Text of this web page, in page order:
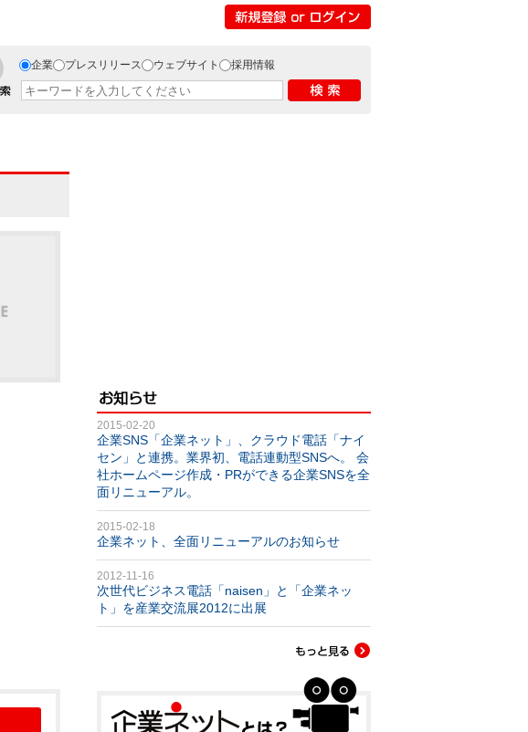
企業 プレスリリース ウェブサイト 採用情報
2015-02-20
企業SNS「企業ネット」、クラウド電話「ナイ
セン」と連携。業界初、電話連動型SNSへ。 会
社ホームページ作成・PRができる企業SNSを全
面リニューアル。
2015-02-18
企業ネット、全面リニューアルのお知らせ
2012-11-16
次世代ビジネス電話「naisen」と「企業ネッ
ト」を産業交流展2012に出展